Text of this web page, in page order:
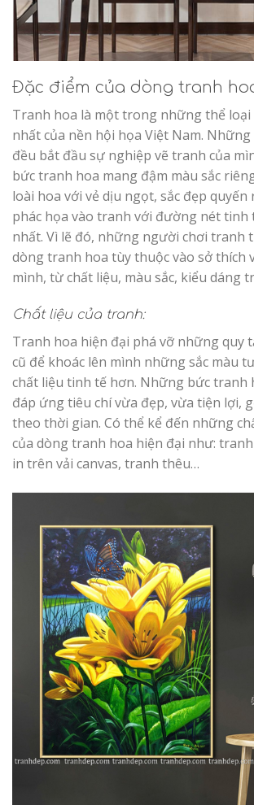
Đặc điểm của dòng tranh
Tranh hoa là một trong những thể loại
nhất của nền hội họa Việt Nam.
đều bắt đầu sự nghiệp vẽ tranh của
bức tranh hoa mang đậm màu sắc
loài hoa với vẻ dịu ngọt, sắc đẹp
phác họa vào tranh với đường nét tinh
nhất. Vì lẽ đó, những người chơi tranh
dòng tranh hoa tùy thuộc vào sở thích
mình, từ chất liệu, màu sắc, kiểu dáng
Chất liệu của tranh:
Tranh hoa hiện đại phá vỡ những quy
cũ để khoác lên mình những sắc màu
chất liệu tinh tế hơn. Những bức tranh
đáp ứng tiêu chí vừa đẹp, vừa tiện lợi,
theo thời gian. Có thể kể đến những
của dòng tranh hoa hiện đại như:
in trên vải canvas, tranh thêu…